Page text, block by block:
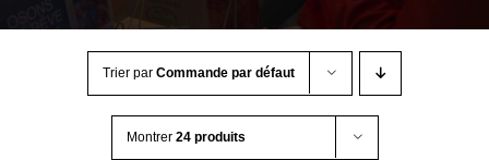
CONTACTTrier par Commande par défaut
Montrer 24 produits